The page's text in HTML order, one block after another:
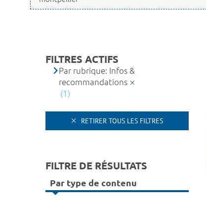
FILTRES ACTIFS
Par rubrique: Infos &
recommandations
(1)
RETIRER TOUS LES FILTRES
FILTRE DE RÉSULTATS
Par type de contenu